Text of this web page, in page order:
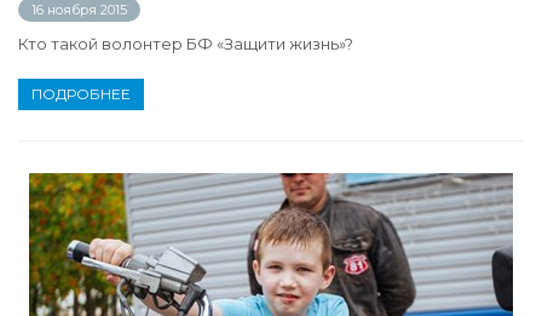
16 ноября 2015
Кто такой волонтер БФ «Защити жизнь»?
ПОДРОБНЕЕ